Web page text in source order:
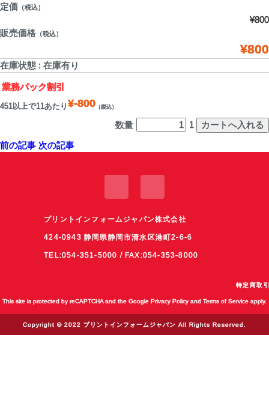
定価 （税込）
¥800
販売価格 （税込）
¥800
在庫状態 : 在庫有り
業務パック割引
451以上で11あたり ¥-800 （税込）
数量
1
前の記事 次の記事
プリントインフォームジャパン株式会社
424-0943 静岡県静岡市清水区港町2-6-6
TEL:054-351-5000 / FAX:054-353-8000
特定商取
This site is protected by reCAPTCHA and the Google Privacy Policy and Terms of Service apply.
Copyright © 2022 プリントインフォームジャパン All Rights Reserved.